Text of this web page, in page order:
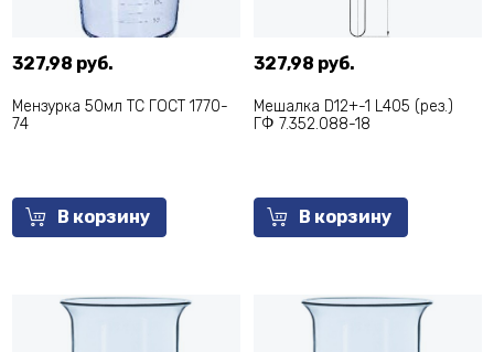
327,98 руб.
Мензурка 50мл ТС ГОСТ 1770-
74
В корзину
327,98 руб.
Мешалка D12+-1 L405 (рез.)
ГФ 7.352.088-18
В корзину